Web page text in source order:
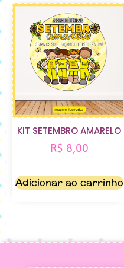
KIT SETEMBRO AMARELO
R$ 8,00
Adicionar ao carrinho